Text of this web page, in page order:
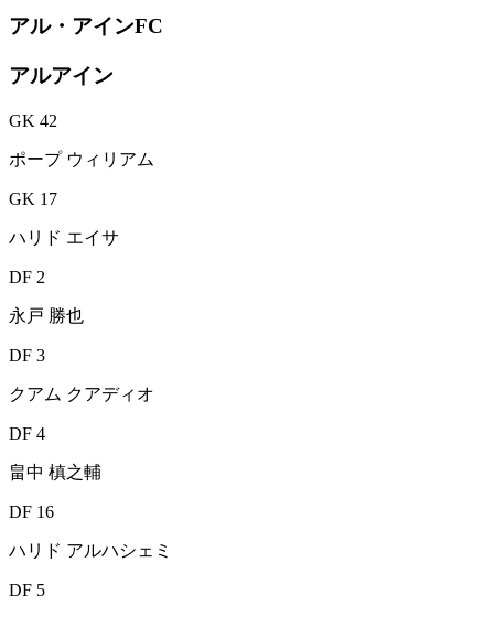
アル・アインFC
アルアイン
GK 42
ポープ ウィリアム
GK 17
ハリド エイサ
DF 2
永戸 勝也
DF 3
クアム クアディオ
DF 4
畠中 槙之輔
DF 16
ハリド アルハシェミ
DF 5